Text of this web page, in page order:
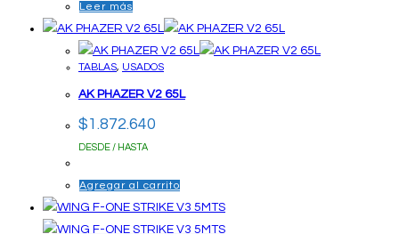
Leer más
TABLAS, USADOS
AK PHAZER V2 65L
$1.872.640
DESDE / HASTA
Agregar al carrito